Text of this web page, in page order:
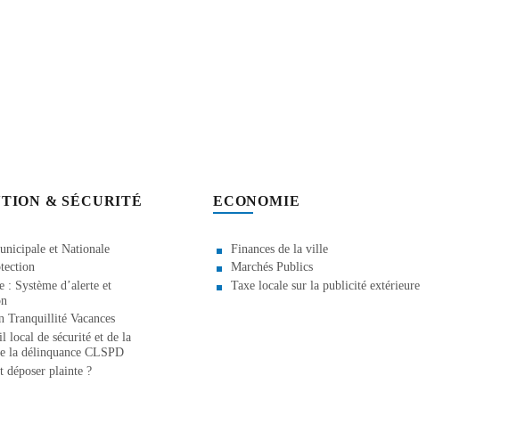
& SÉCURITÉ
et Nationale
: Système d’alerte et
Tranquillité Vacances
local de sécurité et de la
la délinquance CLSPD
déposer plainte ?
ECONOMIE
Finances de la ville
Marchés Publics
Taxe locale sur la publicité extérieure